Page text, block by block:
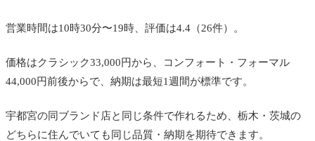
営業時間は10時30分〜19時、評価は4.4（26件）。
価格はクラシック33,000円から、コンフォート・フォーマル
44,000円前後からで、納期は最短1週間が標準です。
宇都宮の同ブランド店と同じ条件で作れるため、栃木・茨城の
どちらに住んでいても同じ品質・納期を期待できます。